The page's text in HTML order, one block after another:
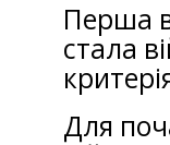
Перша
стала
Для